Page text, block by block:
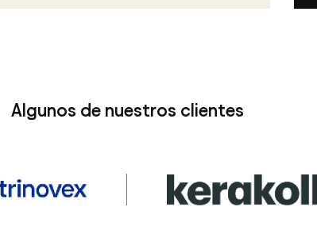
Algunos de nuestros clientes